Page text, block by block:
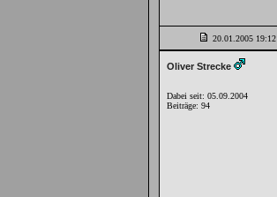
20.01.2005 19:12
Oliver Strecke
Dabei seit: 05.09.2004
Beiträge: 94